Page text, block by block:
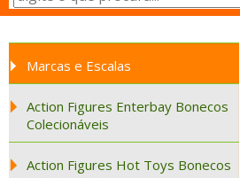
Marcas e Escalas
Action Figures Enterbay Bonecos
Colecionáveis
Action Figures Hot Toys Bonecos